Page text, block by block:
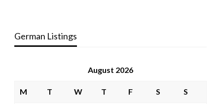
German Listings
August 2026
M T W T F S S